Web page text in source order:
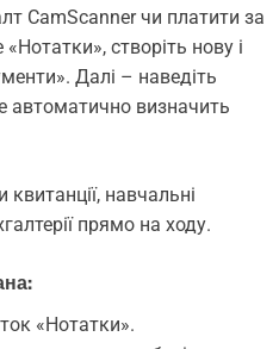
CamScanner чи платити за
створіть нову і
Далі – наведіть
автоматично визначить
навчальні
прямо на ходу.
«Нотатки».